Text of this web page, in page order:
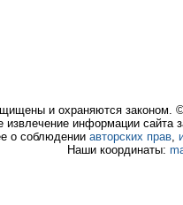
и охраняются законом.
извлечение информации
о соблюдении авторских прав,
Наши координаты: